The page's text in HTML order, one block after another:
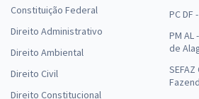
Constituição Federal
Direito Administrativo
Direito Ambiental
Direito Civil
Direito Constitucional
PC DF
PM AL
de